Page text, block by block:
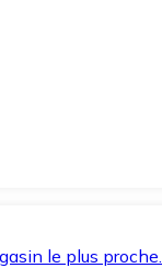
le plus proche.